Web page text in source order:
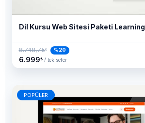
Dil Kursu Web Sitesi Paketi Learning
8.748,75₺ %20
6.999₺ / tek sefer
POPÜLER